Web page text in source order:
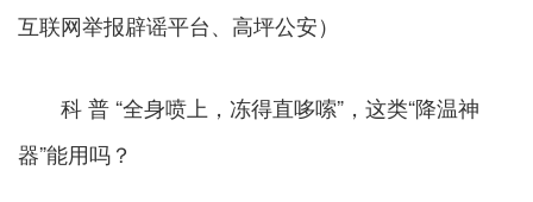
互联网举报辟谣平台、高坪公安）
科 普 “全身喷上，冻得直哆嗦”，这类“降温神
器”能用吗？